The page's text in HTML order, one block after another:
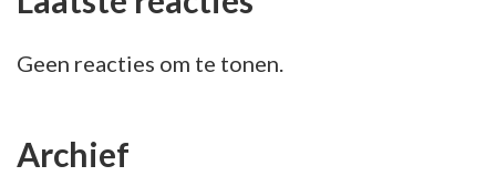
Geen reacties om te tonen.
Archief